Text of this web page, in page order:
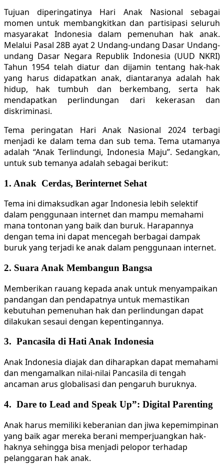
Tujuan diperingatinya Hari Anak Nasional sebagai
momen untuk membangkitkan dan partisipasi seluruh
masyarakat Indonesia dalam pemenuhan hak anak.
Melalui Pasal 28B ayat 2 Undang-undang Dasar Undang-
undang Dasar Negara Republik Indonesia (UUD NKRI)
Tahun 1954 telah diatur dan dijamin tentang hak-hak
yang harus didapatkan anak, diantaranya adalah hak
hidup, hak tumbuh dan berkembang, serta hak
mendapatkan perlindungan dari kekerasan dan
diskriminasi.
Tema peringatan Hari Anak Nasional 2024 terbagi
menjadi ke dalam tema dan sub tema. Tema utamanya
adalah “Anak Terlindungi, Indonesia Maju”. Sedangkan,
untuk sub temanya adalah sebagai berikut:
1. Anak Cerdas, Berinternet Sehat
Tema ini dimaksudkan agar Indonesia lebih selektif
dalam penggunaan internet dan mampu memahami
mana tontonan yang baik dan buruk. Harapannya
dengan tema ini dapat mencegah berbagai dampak
buruk yang terjadi ke anak dalam penggunaan internet.
2. Suara Anak Membangun Bangsa
Memberikan rauang kepada anak untuk menyampaikan
pandangan dan pendapatnya untuk memastikan
kebutuhan pemenuhan hak dan perlindungan dapat
dilakukan sesaui dengan kepentingannya.
3. Pancasila di Hati Anak Indonesia
Anak Indonesia diajak dan diharapkan dapat memahami
dan mengamalkan nilai-nilai Pancasila di tengah
ancaman arus globalisasi dan pengaruh buruknya.
4. Dare to Lead and Speak Up”: Digital Parenting
Anak harus memiliki keberanian dan jiwa kepemimpinan
yang baik agar mereka berani memperjuangkan hak-
haknya sehingga bisa menjadi pelopor terhadap
pelanggaran hak anak.